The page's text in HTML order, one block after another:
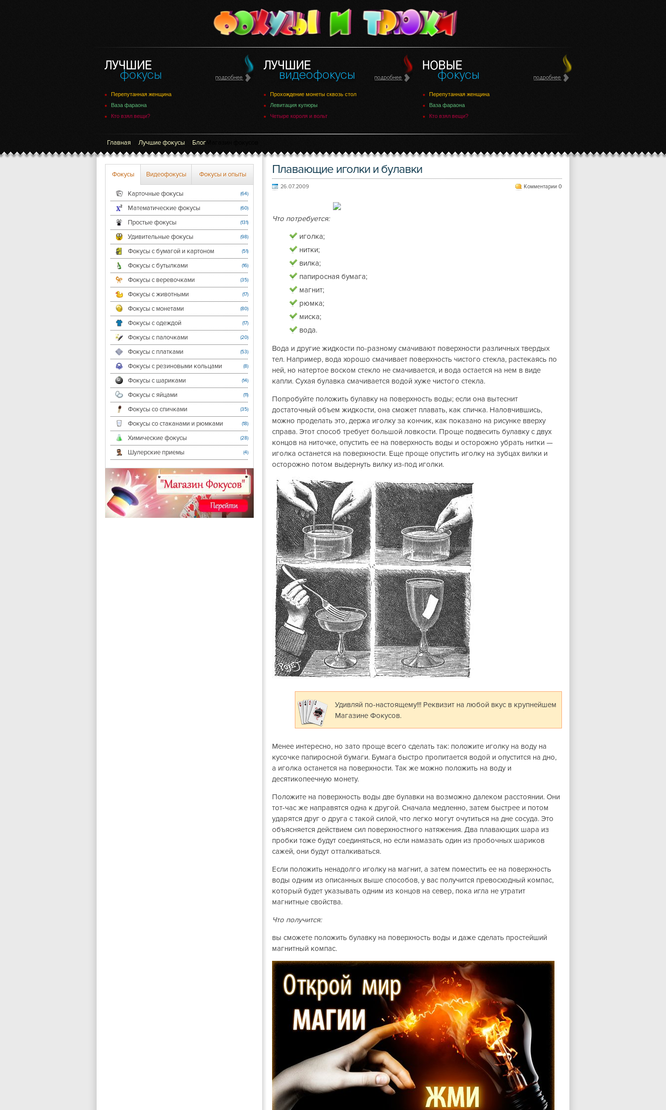
Перепутанная женщина
Ваза фараона
Кто взял вещи?
Прохождение монеты сквозь стол
Левитация купюры
Четыре короля и вольт
Перепутанная женщина
Ваза фараона
Кто взял вещи?
Главная Лучшие фокусы БлогМагазин фокусов
Фокусы Видеофокусы Фокусы и опыты
Карточные фокусы (64)
Математические фокусы (60)
Простые фокусы (131)
Удивительные фокусы (98)
Фокусы с бумагой и картоном (51)
Фокусы с бутылками (16)
Фокусы с веревочками (35)
Фокусы с животными (17)
Фокусы с монетами (80)
Фокусы с одеждой (17)
Фокусы с палочками (20)
Фокусы с платками (53)
Фокусы с резиновыми кольцами (8)
Фокусы с шариками (14)
Фокусы с яйцами (11)
Фокусы со спичками (35)
Фокусы со стаканами и рюмками (18)
Химические фокусы (28)
Шулерские приемы (4)
Плавающие иголки и булавки
Комментарии 0
26.07.2009
Что потребуется:
иголка;
нитки;
вилка;
папиросная бумага;
магнит;
рюмка;
миска;
вода.
Вода и другие жидкости по-разному смачивают поверхности различных твердых
тел. Например, вода хорошо смачивает поверхность чистого стекла, растекаясь по
ней, но натертое воском стекло не смачивается, и вода остается на нем в виде
капли. Сухая булавка смачивается водой хуже чистого стекла.
Попробуйте положить булавку на поверхность воды; если она вытеснит
достаточный объем жидкости, она сможет плавать, как спичка. Наловчившись,
можно проделать это, держа иголку за кончик, как показано на рисунке вверху
справа. Этот способ требует большой ловкости. Проще подвесить булавку с двух
концов на ниточке, опустить ее на поверхность воды и осторожно убрать нитки —
иголка останется на поверхности. Еще проще опустить иголку на зубцах вилки и
осторожно потом выдернуть вилку из-под иголки.
Удивляй по-настоящему!!! Реквизит на любой вкус в крупнейшем
Магазине Фокусов.
Менее интересно, но зато проще всего сделать так: положите иголку на воду на
кусочке папиросной бумаги. Бумага быстро пропитается водой и опустится на дно,
а иголка останется на поверхности. Так же можно положить на воду и
десятикопеечную монету.
Положите на поверхность воды две булавки на возможно далеком расстоянии. Они
тот-час же направятся одна к другой. Сначала медленно, затем быстрее и потом
ударятся друг о друга с такой силой, что легко могут очутиться на дне сосуда. Это
объясняется действием сил поверхностного натяжения. Два плавающих шара из
пробки тоже будут соединяться, но если намазать один из пробочных шариков
сажей, они будут отталкиваться.
Если положить ненадолго иголку на магнит, а затем поместить ее на поверхность
воды одним из описанных выше способов, у вас получится превосходный компас,
который будет указывать одним из концов на север, пока игла не утратит
магнитные свойства.
Что получится:
вы сможете положить булавку на поверхность воды и даже сделать простейший
магнитный компас.